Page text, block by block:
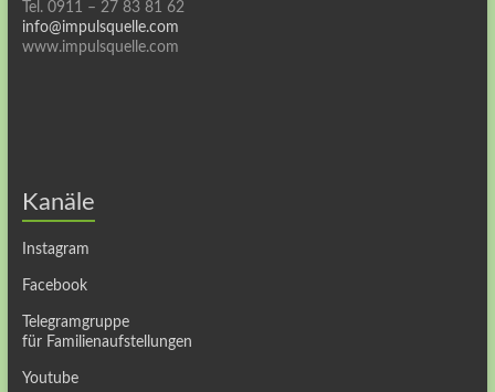
Tel. 0911 – 27 83 81 62
info@impulsquelle.com
www.impulsquelle.com
Kanäle
Instagram
Facebook
Telegramgruppe
für Familienaufstellungen
Youtube